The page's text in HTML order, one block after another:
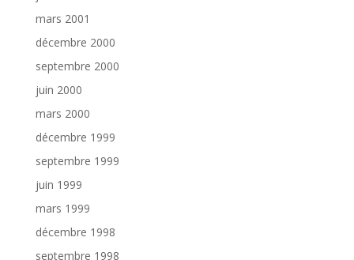
mars 2001
décembre 2000
septembre 2000
juin 2000
mars 2000
décembre 1999
septembre 1999
juin 1999
mars 1999
décembre 1998
septembre 1998